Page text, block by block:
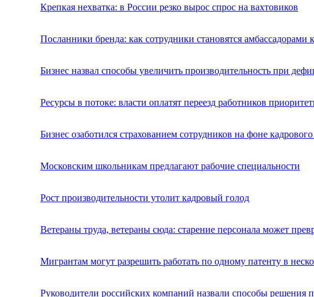
Крепкая нехватка: в России резко вырос спрос на вахтовиков
Посланники бренда: как сотрудники становятся амбассадорами
Бизнес назвал способы увеличить производительность при
Ресурсы в потоке: власти оплатят переезд работников
Бизнес озаботился страхованием сотрудников на фоне кадрового
Московским школьникам предлагают рабочие специальности
Рост производительности утолит кадровый голод
Ветераны труда, ветераны сюда: старение персонала может
Мигрантам могут разрешить работать по одному патенту в
Руководители российских компаний назвали способы решения